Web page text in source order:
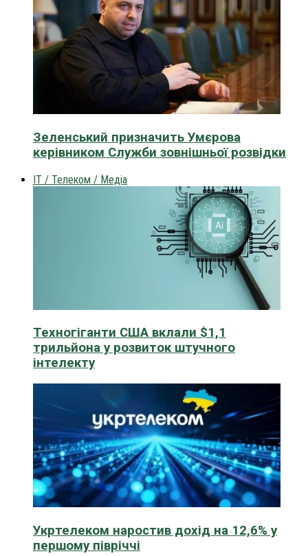
Зеленський призначить Умєрова
керівником Служби зовнішньої розвідки
IT / Телеком / Медіа
Техногіганти США вклали $1,1
трильйона у розвиток штучного
інтелекту
Укртелеком наростив дохід на 12,6% у
першому півріччі